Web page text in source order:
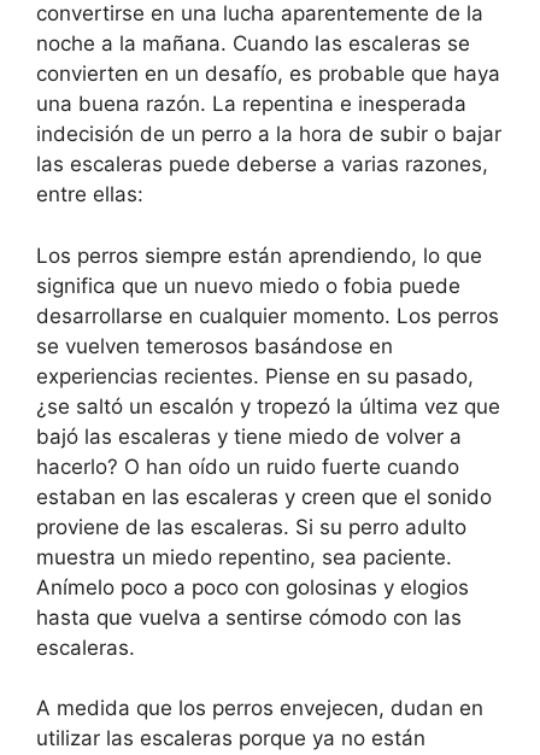
convertirse en una lucha aparentemente de la
noche a la mañana. Cuando las escaleras se
convierten en un desafío, es probable que haya
una buena razón. La repentina e inesperada
indecisión de un perro a la hora de subir o bajar
las escaleras puede deberse a varias razones,
entre ellas:
Los perros siempre están aprendiendo, lo que
significa que un nuevo miedo o fobia puede
desarrollarse en cualquier momento. Los perros
se vuelven temerosos basándose en
experiencias recientes. Piense en su pasado,
¿se saltó un escalón y tropezó la última vez que
bajó las escaleras y tiene miedo de volver a
hacerlo? O han oído un ruido fuerte cuando
estaban en las escaleras y creen que el sonido
proviene de las escaleras. Si su perro adulto
muestra un miedo repentino, sea paciente.
Anímelo poco a poco con golosinas y elogios
hasta que vuelva a sentirse cómodo con las
escaleras.
A medida que los perros envejecen, dudan en
utilizar las escaleras porque ya no están